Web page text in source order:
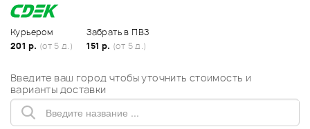
Курьером
201 р. (от 5 д.)
Забрать в ПВЗ
151 р. (от 5 д.)
Введите ваш город чтобы уточнить стоимость и
варианты доставки